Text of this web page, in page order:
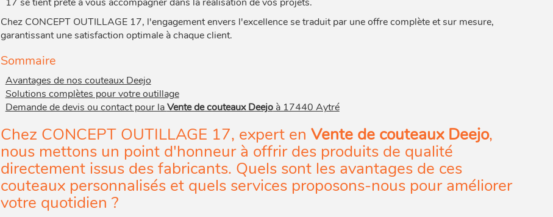
Chez CONCEPT OUTILLAGE 17, l'engagement envers l'excellence se traduit par une offre complète et sur mesure,
garantissant une satisfaction optimale à chaque client.
Sommaire
Avantages de nos couteaux Deejo
Solutions complètes pour votre outillage
Demande de devis ou contact pour laVente de couteaux Deejoà 17440 Aytré
Chez CONCEPT OUTILLAGE 17, expert en Vente de couteaux Deejo,
nous mettons un point d'honneur à offrir des produits de qualité
directement issus des fabricants. Quels sont les avantages de ces
couteaux personnalisés et quels services proposons-nous pour améliorer
votre quotidien ?